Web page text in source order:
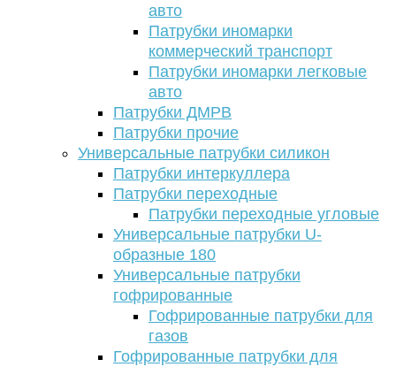
авто
Патрубки иномарки
коммерческий транспорт
Патрубки иномарки легковые
авто
Патрубки ДМРВ
Патрубки прочие
Универсальные патрубки силикон
Патрубки интеркуллера
Патрубки переходные
Патрубки переходные угловые
Универсальные патрубки U-
образные 180
Универсальные патрубки
гофрированные
Гофрированные патрубки для
газов
Гофрированные патрубки для